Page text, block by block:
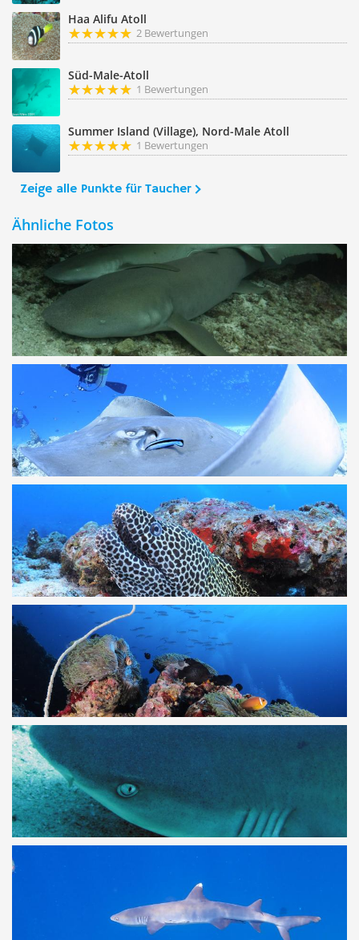
Haa Alifu Atoll
2 Bewertungen
Süd-Male-Atoll
1 Bewertungen
Summer Island (Village), Nord-Male Atoll
1 Bewertungen
Zeige alle Punkte für Taucher
Ähnliche Fotos